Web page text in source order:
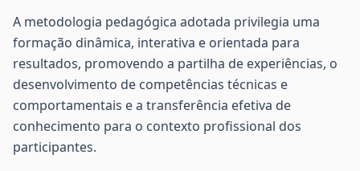
A metodologia pedagógica adotada privilegia uma
formação dinâmica, interativa e orientada para
resultados, promovendo a partilha de experiências, o
desenvolvimento de competências técnicas e
comportamentais e a transferência efetiva de
conhecimento para o contexto profissional dos
participantes.